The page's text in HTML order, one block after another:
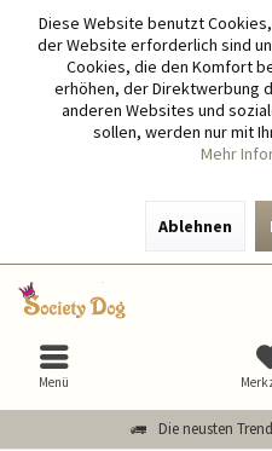
Diese Website benutzt
der Website erforderlich sind
Cookies, die den Komfort
erhöhen, der Direktwerbung
anderen Websites und
sollen, werden nur mit
Mehr
Ablehnen
Die neusten
Menü